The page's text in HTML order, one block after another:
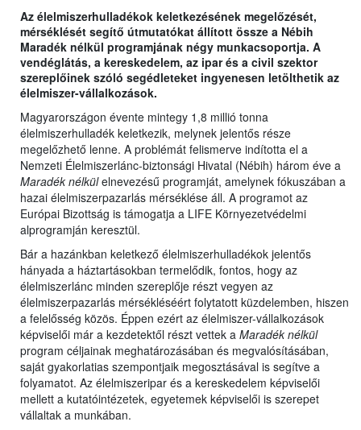
Az élelmiszerhulladékok keletkezésének megelőzését,
mérséklését segítő útmutatókat állított össze a Nébih
Maradék nélkül programjának négy munkacsoportja. A
vendéglátás, a kereskedelem, az ipar és a civil szektor
szereplőinek szóló segédleteket ingyenesen letölthetik az
élelmiszer-vállalkozások.
Magyarországon évente mintegy 1,8 millió tonna
élelmiszerhulladék keletkezik, melynek jelentős része
megelőzhető lenne. A problémát felismerve indította el a
Nemzeti Élelmiszerlánc-biztonsági Hivatal (Nébih) három éve a
Maradék nélkülelnevezésű programját, amelynek fókuszában a
hazai élelmiszerpazarlás mérséklése áll. A programot az
Európai Bizottság is támogatja a LIFE Környezetvédelmi
alprogramján keresztül.
Bár a hazánkban keletkező élelmiszerhulladékok jelentős
hányada a háztartásokban termelődik, fontos, hogy az
élelmiszerlánc minden szereplője részt vegyen az
élelmiszerpazarlás mérsékléséért folytatott küzdelemben, hiszen
a felelősség közös. Éppen ezért az élelmiszer-vállalkozások
képviselői már a kezdetektől részt vettek a Maradék nélkül
program céljainak meghatározásában és megvalósításában,
saját gyakorlatias szempontjaik megosztásával is segítve a
folyamatot. Az élelmiszeripar és a kereskedelem képviselői
mellett a kutatóintézetek, egyetemek képviselői is szerepet
vállaltak a munkában.